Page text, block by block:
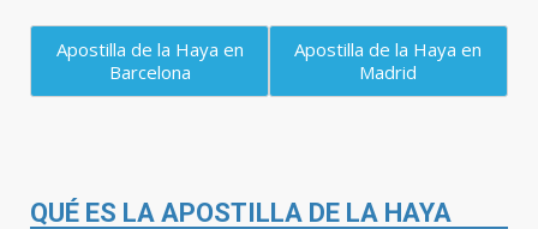
Apostilla de la Haya en
Barcelona
Apostilla de la Haya en
Madrid
QUÉ ES LA APOSTILLA DE LA HAYA